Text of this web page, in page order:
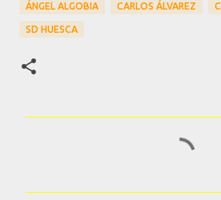
ÁNGEL ALGOBIA CARLOS ÁLVAREZ
SD HUESCA